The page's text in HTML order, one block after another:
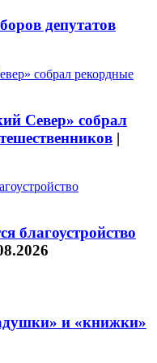
депутатов
Север» собрал
|
благоустройство
и «книжки»